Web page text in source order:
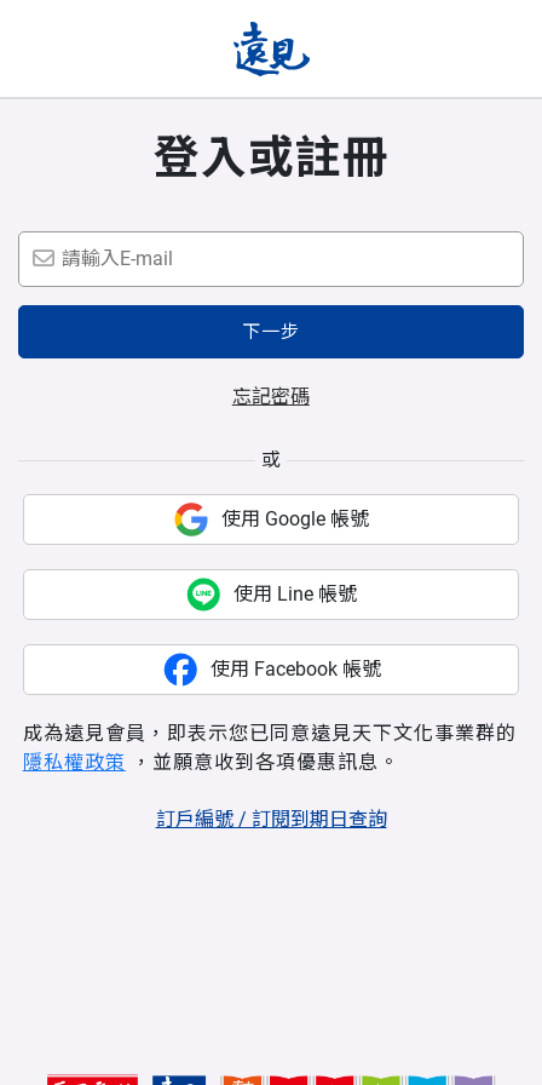
登入或註冊
下一步
忘記密碼
或
使用 Google 帳號
使用 Line 帳號
使用 Facebook 帳號
成為遠見會員，即表示您已同意遠見天下文化事業群的
隱私權政策 ，並願意收到各項優惠訊息。
訂戶編號 / 訂閱到期日查詢